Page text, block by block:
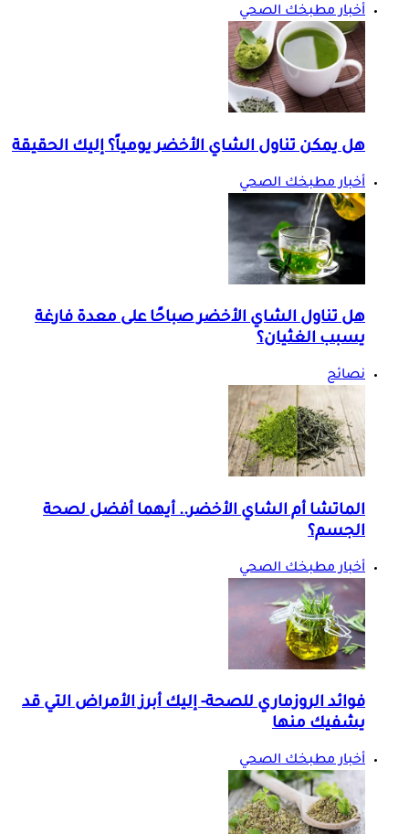
أخبار مطبخك الصحي
هل يمكن تناول الشاي الأخضر يومياً؟ إليك الحقيقة
أخبار مطبخك الصحي
هل تناول الشاي الأخضر صباحًا على معدة فارغة
يسبب الغثيان؟
نصائح
الماتشا أم الشاي الأخضر.. أيهما أفضل لصحة
الجسم؟
أخبار مطبخك الصحي
فوائد الروزماري للصحة- إليك أبرز الأمراض التي قد
يشفيك منها
أخبار مطبخك الصحي